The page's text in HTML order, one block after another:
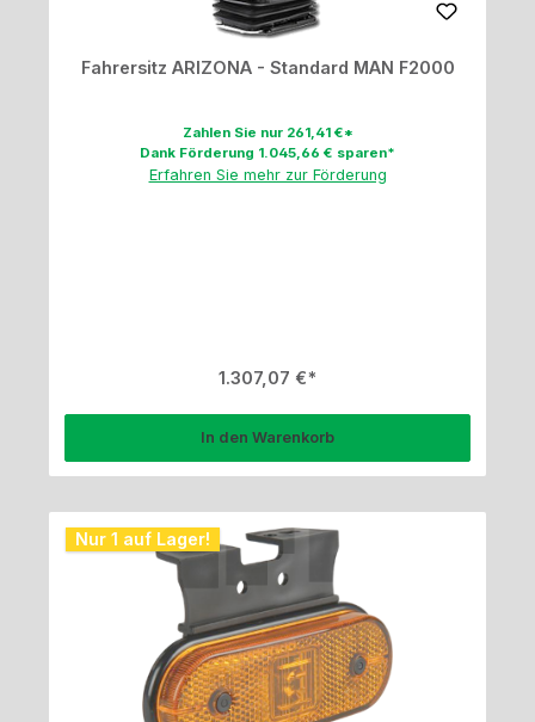
Fahrersitz ARIZONA - Standard MAN F2000
Zahlen Sie nur 261,41 €*
Dank Förderung 1.045,66 € sparen*
Erfahren Sie mehr zur Förderung
Regulärer Preis:
1.307,07 €
In den Warenkorb
Nur 1 auf Lager!